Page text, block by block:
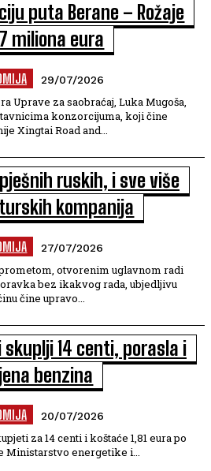
puta Berane – Rožaje
miliona eura
29/07/2026
Uprave za saobraćaj, Luka Mugoša,
konzorcijuma, koji čine
Xingtai Road and...
ruskih, i sve više
kompanija
27/07/2026
otvorenim uglavnom radi
bez ikakvog rada, ubjedljivu
čine upravo...
skuplji 14 centi, porasla i
benzina
20/07/2026
za 14 centi i koštaće 1,81 eura po
Ministarstvo energetike i...